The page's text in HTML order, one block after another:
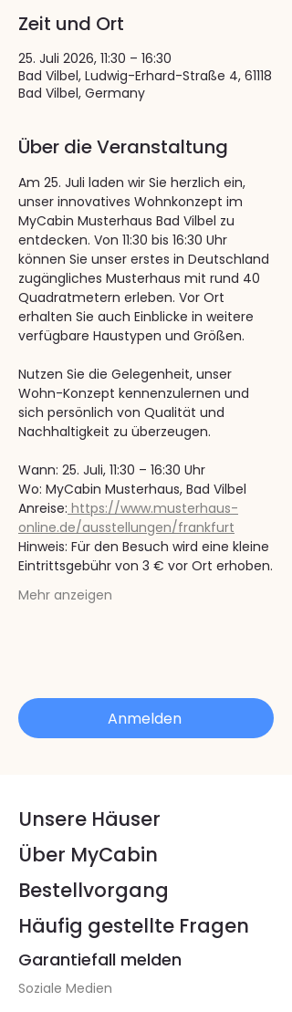
Zeit und Ort
25. Juli 2026, 11:30 – 16:30
Bad Vilbel, Ludwig-Erhard-Straße 4, 61118
Bad Vilbel, Germany
Über die Veranstaltung
Am 25. Juli laden wir Sie herzlich ein,
unser innovatives Wohnkonzept im
MyCabin Musterhaus Bad Vilbel zu
entdecken. Von 11:30 bis 16:30 Uhr
können Sie unser erstes in Deutschland
zugängliches Musterhaus mit rund 40
Quadratmetern erleben. Vor Ort
erhalten Sie auch Einblicke in weitere
verfügbare Haustypen und Größen.
Nutzen Sie die Gelegenheit, unser
Wohn-Konzept kennenzulernen und
sich persönlich von Qualität und
Nachhaltigkeit zu überzeugen.
Wann: 25. Juli, 11:30 – 16:30 Uhr
Wo: MyCabin Musterhaus, Bad Vilbel
Anreise: https://www.musterhaus-
online.de/ausstellungen/frankfurt
Hinweis: Für den Besuch wird eine kleine
Eintrittsgebühr von 3 € vor Ort erhoben.
Mehr anzeigen
Anmelden
Unsere Häuser
Über MyCabin
Bestellvorgang
Häufig gestellte Fragen
Garantiefall melden
Soziale Medien